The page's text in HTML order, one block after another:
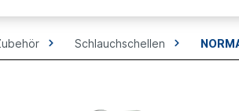
Schlauchschellen